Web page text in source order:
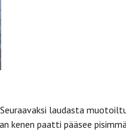
laudasta
kenen paatti pääsee